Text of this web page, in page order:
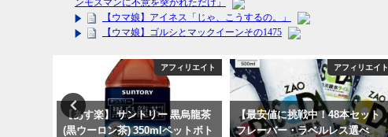
アフィリエイト
【あす楽】 サントリー 黒烏龍茶
(黒ウーロン茶) 350mlペットボト
アフィリエイト
【最安値に挑戦中！48本セット
フレーバー・ラベルレス選べ